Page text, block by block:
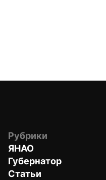
Рубрики
ЯНАО
Губернатор
Статьи